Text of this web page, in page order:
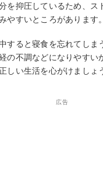
を抑圧しているため、ス
やすいところがあります。
すると寝食を忘れてしま
の不調などになりやすい
しい生活を心がけましょ
広告